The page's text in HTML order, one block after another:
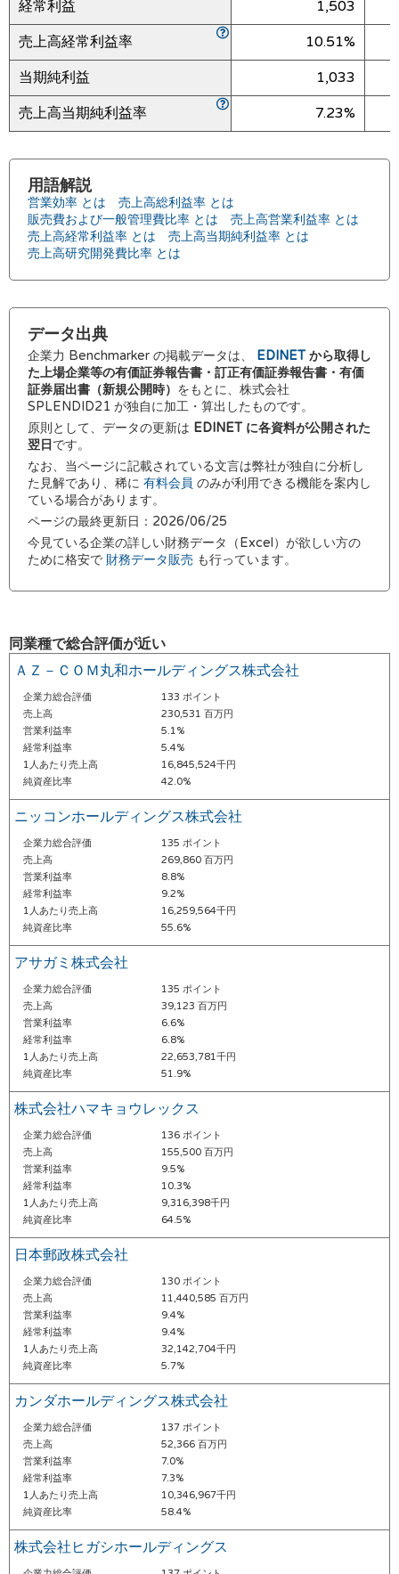
経常利益
1,503
売上高経常利益率
10.51%
当期純利益
1,033
売上高当期純利益率
7.23%
用語解説
営業効率 とは
売上高総利益率 とは
販売費および一般管理費比率 とは
売上高営業利益率 とは
売上高経常利益率 とは
売上高当期純利益率 とは
売上高研究開発費比率 とは
データ出典
企業力 Benchmarker の掲載データは、 EDINETから取得し
た上場企業等の有価証券報告書・訂正有価証券報告書・有価
証券届出書（新規公開時） をもとに、株式会社
SPLENDID21 が独自に加工・算出したものです。
原則として、データの更新は EDINET に各資料が公開された
翌日 です。
なお、当ページに記載されている文言は弊社が独自に分析し
た見解であり、稀に 有料会員 のみが利用できる機能を案内し
ている場合があります。
ページの最終更新日：2026/06/25
今見ている企業の詳しい財務データ（Excel）が欲しい方の
ために格安で 財務データ販売 も行っています。
同業種で総合評価が近い
ＡＺ－ＣＯＭ丸和ホールディングス株式会社
企業力総合評価
133 ポイント
売上高
230,531 百万円
営業利益率
5.1%
経常利益率
5.4%
1人あたり売上高
16,845,524千円
純資産比率
42.0%
ニッコンホールディングス株式会社
企業力総合評価
135 ポイント
売上高
269,860 百万円
営業利益率
8.8%
経常利益率
9.2%
1人あたり売上高
16,259,564千円
純資産比率
55.6%
アサガミ株式会社
企業力総合評価
135 ポイント
売上高
39,123 百万円
営業利益率
6.6%
経常利益率
6.8%
1人あたり売上高
22,653,781千円
純資産比率
51.9%
株式会社ハマキョウレックス
企業力総合評価
136 ポイント
売上高
155,500 百万円
営業利益率
9.5%
経常利益率
10.3%
1人あたり売上高
9,316,398千円
純資産比率
64.5%
日本郵政株式会社
企業力総合評価
130 ポイント
売上高
11,440,585 百万円
営業利益率
9.4%
経常利益率
9.4%
1人あたり売上高
32,142,704千円
純資産比率
5.7%
カンダホールディングス株式会社
企業力総合評価
137 ポイント
売上高
52,366 百万円
営業利益率
7.0%
経常利益率
7.3%
1人あたり売上高
10,346,967千円
純資産比率
58.4%
株式会社ヒガシホールディングス